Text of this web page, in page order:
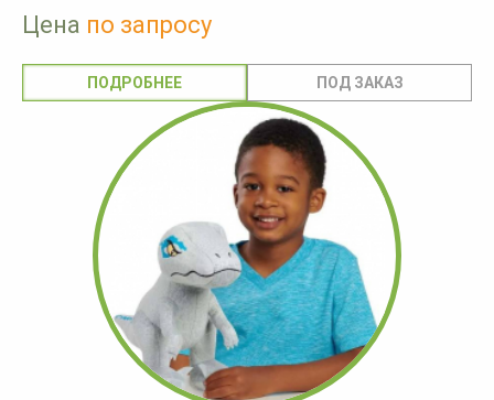
Цена по запросу
ПОДРОБНЕЕ